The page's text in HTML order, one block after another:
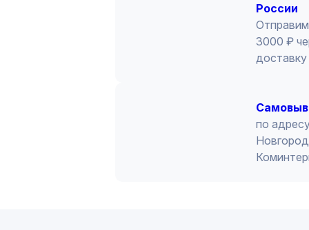
России
3000 ₽
по